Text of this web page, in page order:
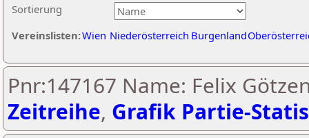
Sortierung
Vereinslisten:Wien Niederösterreich Burgenland
Pnr:147167 Name: Felix
Zeitreihe, Grafik Partie-